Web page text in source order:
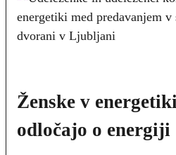
Ženske v
odločajo o energiji